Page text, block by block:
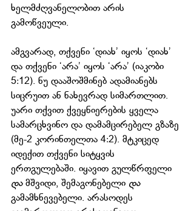
ხელმძღვანელობით არის
გამოწვეული.
ამგვარად, თქვენი ‘დიახ’ იყოს ‘დიახ’
და თქვენი ‘არა’ იყოს ‘არა’ (იაკობი
5:12). ნუ დააშოშმინებ ადამიანებს
სიცრუით ან ნახევრად სიმართლით.
უარი თქვით ქვეყნიერების ყველა
სამარცხვინო და დამამცირებელ გზაზე
(მე-2 კორინთელთა 4:2). მტკიცედ
იდექით თქვენი სიტყვის
ერთგულებაში. იყავით გულწრფელი
და მშვიდი, შემაგონებელი და
გამამხნევებელი. არასოდეს